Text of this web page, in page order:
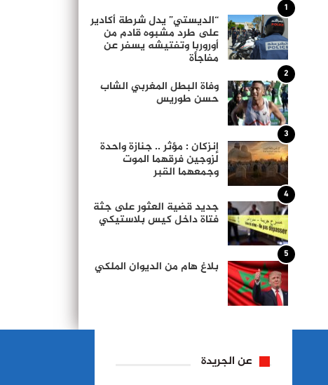
1
“الديستي” يدل شرطة أكادير
على طرد مشبوه قادم من
أوروربا وتفتيشه يسفر عن
مفاجأة
2
وفاة البطل المغربي الشاب
حسن طوريس
3
إنزكان : مؤثر .. جنازة واحدة
لزوجين فرقهما الموت
وجمعهما القبر
4
جديد قضية العثور على جثة
فتاة داخل كيس بلاستيكي
5
بلاغ هام من الديوان الملكي
عن الجريدة